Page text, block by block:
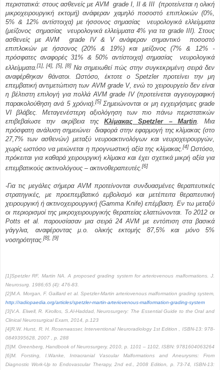
περιστατικά: στους ασθενείς μεAVM grade I, II & ΙΙΙ (προτείνεται η ολική
μικροχειρουργική εκτομή) ανάφεραν χαμηλό ποσοστό επιπλοκών (0%,
5% & 12% αντίστοιχα) μεήσσονος σημασίας νευρολογικάελλείμματα
(μείζονοςσημασίας νευρολογικά ελλείμματα 4% για τα grade III). Στους
ασθενείς μεAVM grade IV & Vανάφεραν σημαντικό
ποσοστό
επιπλοκών με ήσσονος (20% & 19%) και μείζονος (7% & 12% -
πρόσφατες αναφορές 31% & 50% αντίστοιχα) σημασίας νευρολογικά
ελλείμματα. [1], [4], [5], [8] Νασημειωθεί πώς στην συγκεκριμένη σειρά δεν
αναφέρθηκαν θάνατοι. Ωστόσο, έκτοτε ο Spetzlerπροτείνει την μη
επεμβατική αντιμετώπιση των AVM grade V, ενώ το χειρουργείο δεν είναι
η βέλτιστη επιλογή για πολλά AVM grade IV(προτείνεται αγγειογραφική
παρακολούθηση ανά 5 χρόνια).[5] Σημειώνονται οι μη εγχειρήσιμες grade
VI βλάβες. Μεταγενέστερη
αξιολόγηση των πιο πάνω περιστατικών
επιβεβαίωσε την ακρίβεια της ΚλίμακαςSpetzler– Martin. Μια
πρόσφατη ανάλυση σημειώνει διαφορά στην εφαρμογή της κλίμακας (στο
27,7% των ασθενών) μεταξύ νευροακτινολόγων και νευροχειρουργών,
χωρίς ωστόσο να μειώνεται η προγνωστική αξία της κλίμακας.[4]Ωστόσο,
πρόκειται για καθαρά χειρουργική κλίμακα και έχει σχετικά μικρή αξία για
επεμβατικούς ακτινολόγους – ακτινοθεραπευτές. [6]
-Για τις μεγάλες σήμερα AVM προτείνονται συνδυασμένες θεραπευτικές
στρατηγικές, με προεπεμβατικό εμβολισμό και μετέπειτα θεραπευτική
χειρουργική ή ακτινοχειρουργική (Gamma Knife) επέμβαση. Εν τω μεταξύ
οι περιορισμοί της μικροχειρουργικής θεραπείας ελαττώνονται. Το 2012 οι
Potts et al. παρουσίασαν μια σειρά 24 AVM με εντόπιση στα βασικά
γάγγλια, αναφέροντας μ.ο. ολικής εκτομής 87,5% και μόνο 5%
νοσηρότητας.[8], [9]
[1]Spetzler RF, Martin NA. A proposed grading system for arteriovenous malformations. J.
Neurosurg. 1986;65 (4): 476-83.
[2]M.A. Morgan, F. Gaillard et al. Spetzler-Martin arteriovenous malformation grading system,
http://radiopaedia.org/articles/spetzler-martin-arteriovenous-malformation-grading-system
[3]V.A. Elwell, R. Kirollos, S.Al-Haddad, Neurosurgery: The Essential Guide to the Oral and
Clinical Neurosurgical Exam, 2014, p.123
[4]R.W. Hurst, R. H. Rosenwasser, Interventional Neuroradiology 1st Edition , ISBN-13: 978-
0849395628, 2007 , p. 288
[5]M. Greenberg, Handbook of Neurosurgery, 2010, p. 1101 – 1102, ISBN: 9781604063264
[6]M. Forsting, I.Wanke, Intracranial Vascular Malformations and Aneurysms: From
Diagnostic Work-Up to Endovascular Therapy, 2nd ed., 2008 Edition, p. 73-74, ISBN-13: